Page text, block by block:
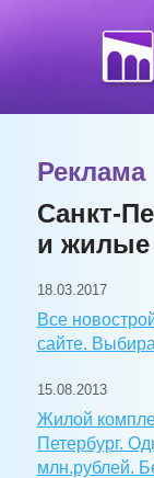
Реклама
Санкт-
и жилые
18.03.2017
Все
сайте.
15.08.2013
Жилой
Петербург.
млн.рублей.